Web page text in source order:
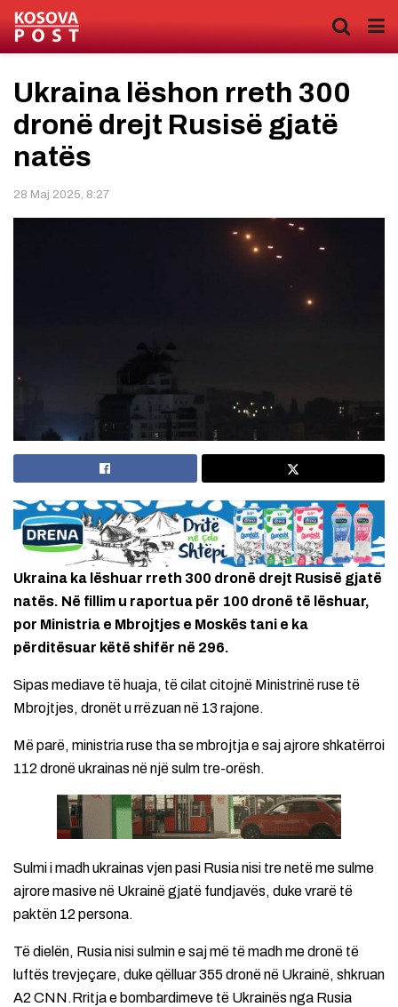
Ukraina lëshon rreth 300
dronë drejt Rusisë gjatë
natës
28 Maj 2025, 8:27
Ukraina ka lëshuar rreth 300 dronë drejt Rusisë gjatë
natës. Në fillim u raportua për 100 dronë të lëshuar,
por Ministria e Mbrojtjes e Moskës tani e ka
përditësuar këtë shifër në 296.
Sipas mediave të huaja, të cilat citojnë Ministrinë ruse të
Mbrojtjes, dronët u rrëzuan në 13 rajone.
Më parë, ministria ruse tha se mbrojtja e saj ajrore shkatërroi
112 dronë ukrainas në një sulm tre-orësh.
Sulmi i madh ukrainas vjen pasi Rusia nisi tre netë me sulme
ajrore masive në Ukrainë gjatë fundjavës, duke vrarë të
paktën 12 persona.
Të dielën, Rusia nisi sulmin e saj më të madh me dronë të
luftës trevjeçare, duke qëlluar 355 dronë në Ukrainë, shkruan
A2 CNN.Rritja e bombardimeve të Ukrainës nga Rusia